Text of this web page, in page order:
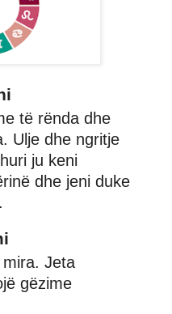
të rënda dhe
Ulje dhe ngritje
ju keni
dhe jeni duke
Jeta
gëzime